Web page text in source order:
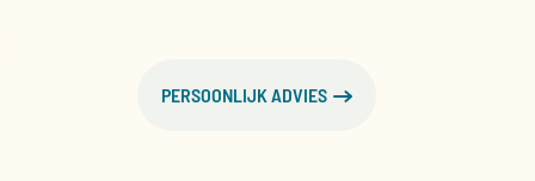
PERSOONLIJK ADVIES